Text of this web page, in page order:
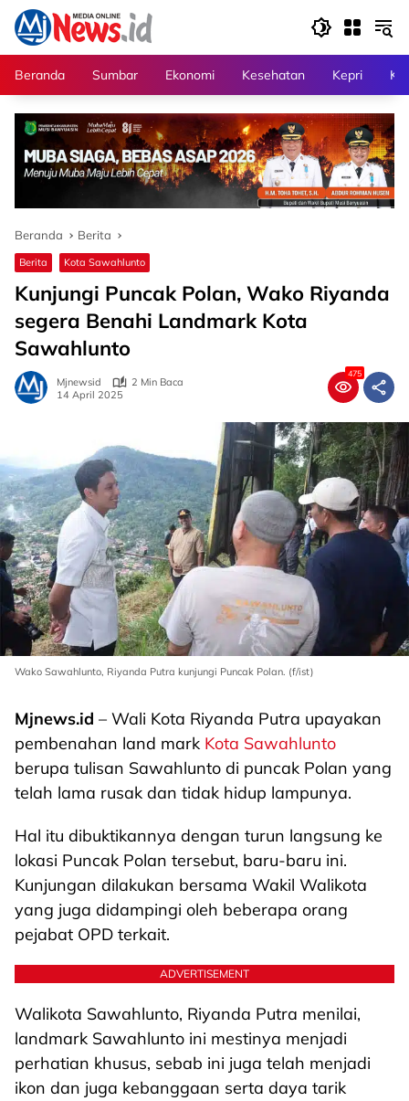
Langsung
konten
Beranda
Sumbar Ekonomi Kesehatan Kepri
Beranda Berita
Berita Kota Sawahlunto
Kunjungi Puncak Polan, Wako Riyanda
segera Benahi Landmark Kota
Sawahlunto
Mjnewsid
2 Min Baca
14 April 2025
475
Wako Sawahlunto, Riyanda Putra kunjungi Puncak Polan. (f/ist)
Mjnews.id – Wali Kota Riyanda Putra upayakan
pembenahan land mark Kota Sawahlunto
berupa tulisan Sawahlunto di puncak Polan yang
telah lama rusak dan tidak hidup lampunya.
Hal itu dibuktikannya dengan turun langsung ke
lokasi Puncak Polan tersebut, baru-baru ini.
Kunjungan dilakukan bersama Wakil Walikota
yang juga didampingi oleh beberapa orang
pejabat OPD terkait.
ADVERTISEMENT
Walikota Sawahlunto, Riyanda Putra menilai,
landmark Sawahlunto ini mestinya menjadi
perhatian khusus, sebab ini juga telah menjadi
ikon dan juga kebanggaan serta daya tarik